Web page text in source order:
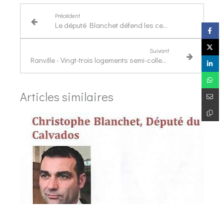
Précédent
Le député Blanchet défend les centres de thalasso
Suivant
Ranville - Vingt-trois logements semi-collectifs ont été inaugurés
Articles similaires